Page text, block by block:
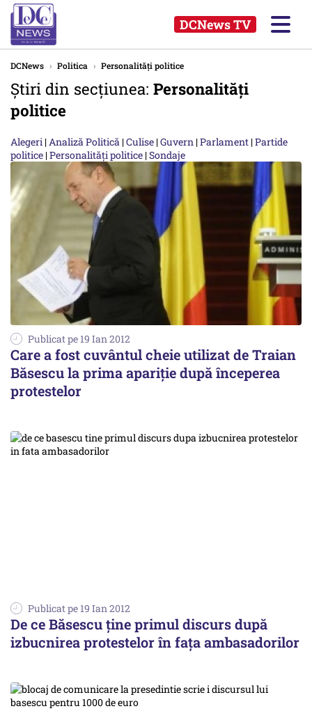
DCNews TV
DCNews › Politica › Personalități politice
Știri din secțiunea: Personalități
politice
Alegeri |Analiză Politică |Culise |Guvern |Parlament |Partide
politice |Personalități politice |Sondaje
Publicat pe 19 Ian 2012
Care a fost cuvântul cheie utilizat de Traian
Băsescu la prima apariţie după începerea
protestelor
Publicat pe 19 Ian 2012
De ce Băsescu ţine primul discurs după
izbucnirea protestelor în faţa ambasadorilor